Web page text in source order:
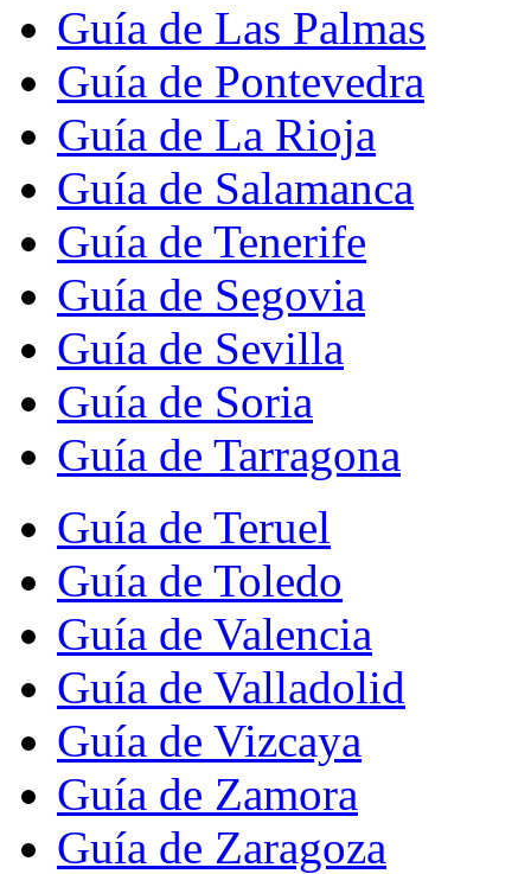
Guía de Las Palmas
Guía de Pontevedra
Guía de La Rioja
Guía de Salamanca
Guía de Tenerife
Guía de Segovia
Guía de Sevilla
Guía de Soria
Guía de Tarragona
Guía de Teruel
Guía de Toledo
Guía de Valencia
Guía de Valladolid
Guía de Vizcaya
Guía de Zamora
Guía de Zaragoza